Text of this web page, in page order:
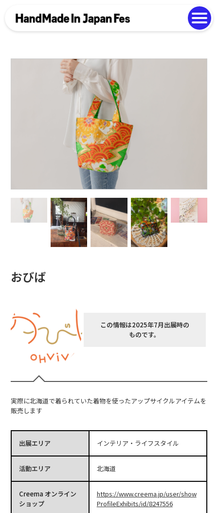
Photo Gallery
中文
おびば
この情報は2025年7月出展時の
ものです。
実際に北海道で着られていた着物を使ったアップサイクルアイテムを
販売します
出展エリア インテリア・ライフスタイル
活動エリア 北海道
Creema オンライン
ショップ
https://www.creema.jp/user/show
ProfileExhibits/id/8247556